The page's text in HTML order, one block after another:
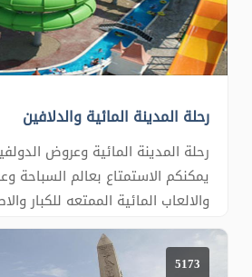
رحلة المدينة المائية والدلافين
رحلة المدينة المائية وعروض
يمكنكم الاستمتاع بعالم السباحة
والالعاب المائية الممتعه للكبار
الجولة املاء استمارة الحجز -
وارقام الاتصال هنا
5173